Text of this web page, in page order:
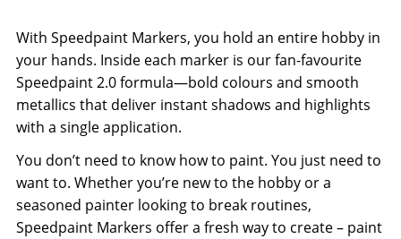
With Speedpaint Markers, you hold an entire hobby in
your hands. Inside each marker is our fan-favourite
Speedpaint 2.0 formula—bold colours and smooth
metallics that deliver instant shadows and highlights
with a single application.
You don’t need to know how to paint. You just need to
want to. Whether you’re new to the hobby or a
seasoned painter looking to break routines,
Speedpaint Markers offer a fresh way to create – paint